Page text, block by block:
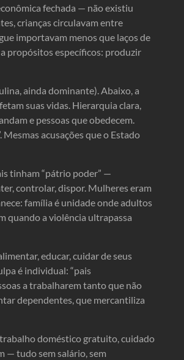
fechada — não existiu
crianças circulavam entre
importavam menos que laços de
propósitos específicos: produzir
ainda dominante). Abaixo, a
suas vidas. Hierarquia clara,
e pessoas que obedecem.
acusações que o Estado
tinham “pátrio poder” —
controlar, dispor. Mulheres eram
família é unidade onde adultos
quando a violência ultrapassa
educar, cuidar de seus
é individual: “pais
a trabalharem tanto que não
dependentes, que mercantiliza
doméstico gratuito, cuidado
— tudo sem salário, sem